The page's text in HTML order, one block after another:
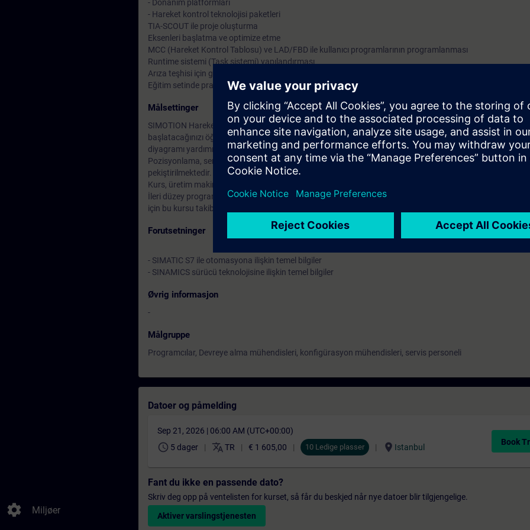
settings Miljøer
- Donanım platformları
- Hareket kontrol teknolojisi paketleri
TIA-SCOUT ile proje oluşturma
Eksenleri başlatma ve optimize etme
MCC (Hareket Kontrol Tablosu) ve LAD/FBD ile kullanıcı programlarının programlanması
Runtime sistemi (Task sistemi) yapılandırması
Arıza teşhisi için gereken araçları kullanmayı öğrenme
Eğitim setinde pratik egzersizlerin yapılması
Målsettinger
SIMOTION Hareket Kontrol sistemini ilgili sürücüler ve görselleştirme cihazlarıyla nasıl yapılandıracağınızı
başlatacağınızı öğreneceksiniz. Kurs ayrıca MCC (Motion Control Chart) ve LAD merdiven diyagramı/
diyagramı yardımıyla hareket dizilerinin programlanmasını da içerir.
Pozisyonlama, senkron çalışma, prob ve kam plakaları teknolojileri uygulamaya yönelik örneklerle
pekiştirilmektedir.
Kurs, üretim makinelerinin otomasyonunda SIMOTION'u en iyi şekilde kullanmanızı sağlar.
İleri düzey programlama kursu MC-SMO-PA, parametrelendirilebilir blokların oluşturulmasıyla
için bu kursu takiben katılabilirsiniz
Forutsetninger
- SIMATIC S7 ile otomasyona ilişkin temel bilgiler
- SINAMICS sürücü teknolojisine ilişkin temel bilgiler
Øvrig informasjon
-
Målgruppe
Programcılar, Devreye alma mühendisleri, konfigürasyon mühendisleri, servis personeli
Datoer og påmelding
Sep 21, 2026 | 06:00 AM (UTC+00:00)
schedule 5 dager translate TR € 1 605,00 10 Ledige plasser location_on Istanbul
Book
Fant du ikke en passende dato?
Skriv deg opp på ventelisten for kurset, så får du beskjed når nye datoer blir tilgjengelige.
Aktiver varslingstjenesten